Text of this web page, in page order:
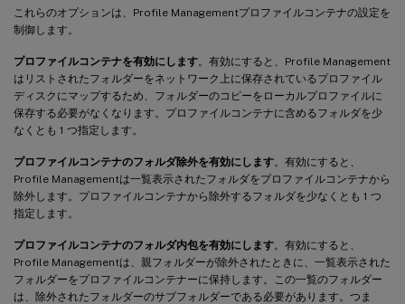
これらのオプションは、Profile Managementプロファイルコンテナの設定を
制御します。
プロファイルコンテナを有効にします。有効にすると、Profile Management
はリストされたフォルダーをネットワーク上に保存されているプロファイル
ディスクにマップするため、フォルダーのコピーをローカルプロファイルに
保存する必要がなくなります。プロファイルコンテナに含めるフォルダを少
なくとも 1 つ指定します。
プロファイルコンテナのフォルダ除外を有効にします。有効にすると、
Profile Managementは一覧表示されたフォルダをプロファイルコンテナから
除外します。プロファイルコンテナから除外するフォルダを少なくとも 1 つ
指定します。
プロファイルコンテナのフォルダ内包を有効にします。有効にすると、
Profile Managementは、親フォルダーが除外されたときに、一覧表示された
フォルダーをプロファイルコンテナーに保持します。この一覧のフォルダー
は、除外されたフォルダーのサブフォルダーである必要があります。つま